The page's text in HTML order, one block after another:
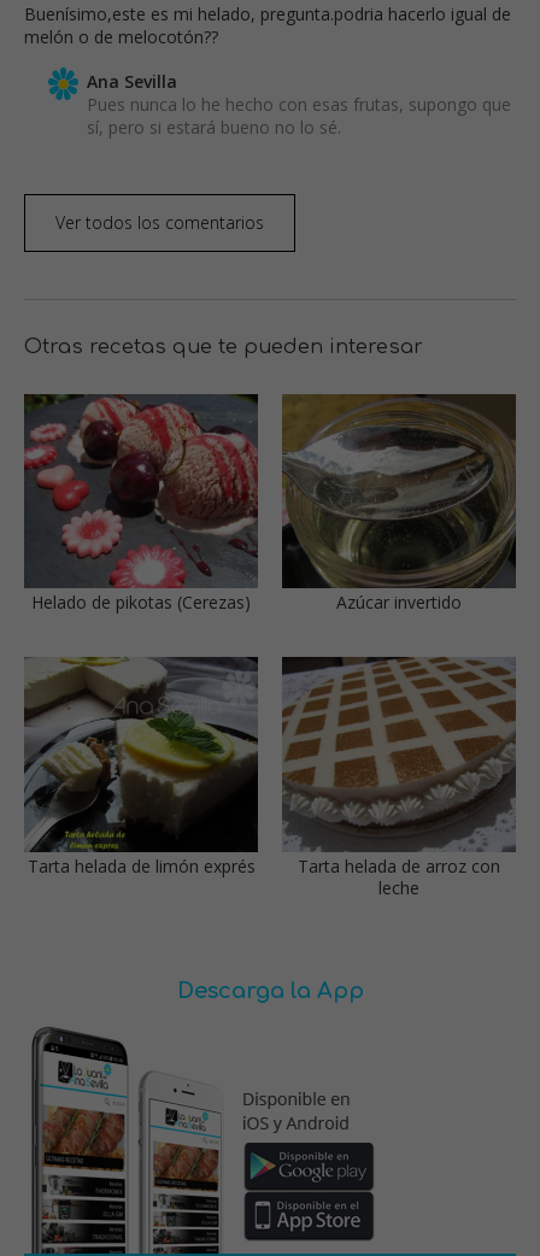
Buenísimo,este es mi helado, pregunta.podria hacerlo igual de
melón o de melocotón??
Ana Sevilla
Pues nunca lo he hecho con esas frutas, supongo que
sí, pero si estará bueno no lo sé.
Ver todos los comentarios
Otras recetas que te pueden interesar
Helado de pikotas (Cerezas) Azúcar invertido
Tarta helada de limón exprés
Tarta helada de arroz con
leche
Descarga la App